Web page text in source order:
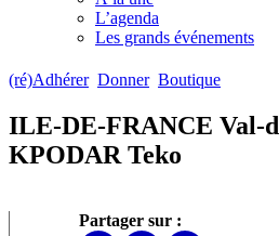
L’agenda
Les grands événements
(ré)Adhérer Donner Boutique
ILE-DE-FRANCE Val-
KPODAR Teko
Partager sur :